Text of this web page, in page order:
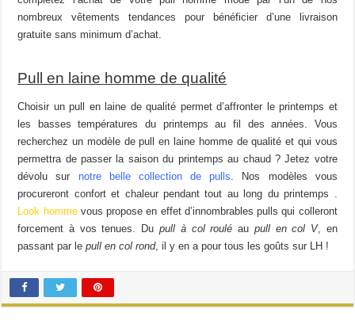
page
du
nombreux vêtements tendances pour bénéficier d’une livraison
gratuite sans minimum d’achat.
Pull en laine homme de qualité
Choisir un pull en laine de qualité permet d’affronter le printemps et
les basses températures du printemps au fil des années. Vous
recherchez un modèle de pull en laine homme de qualité et qui vous
permettra de passer la saison du printemps au chaud ? Jetez votre
dévolu sur notre belle collection de pulls. Nos modèles vous
procureront confort et chaleur pendant tout au long du printemps .
Look hommevous propose en effet d’innombrables pulls qui colleront
forcement à vos tenues. Du pull à col roulé au pull en col V, en
passant par lepull en col rond, il y en a pour tous les goûts sur LH !